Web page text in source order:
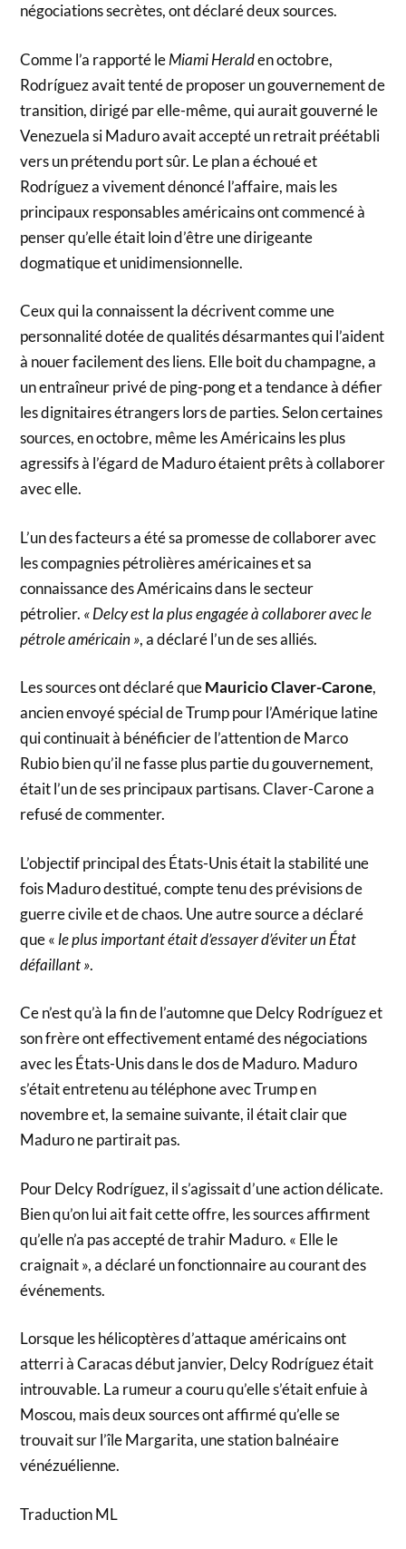
négociations secrètes, ont déclaré deux sources.
Comme l’a rapporté leMiami Heralden octobre,
Rodríguez avait tenté de proposer un gouvernement de
transition, dirigé par elle-même, qui aurait gouverné le
Venezuela si Maduro avait accepté un retrait préétabli
vers un prétendu port sûr. Le plan a échoué et
Rodríguez a vivement dénoncé l’affaire, mais les
principaux responsables américains ont commencé à
penser qu’elle était loin d’être une dirigeante
dogmatique et unidimensionnelle.
Ceux qui la connaissent la décrivent comme une
personnalité dotée de qualités désarmantes qui l’aident
à nouer facilement des liens. Elle boit du champagne, a
un entraîneur privé de ping-pong et a tendance à défier
les dignitaires étrangers lors de parties. Selon certaines
sources, en octobre, même les Américains les plus
agressifs à l’égard de Maduro étaient prêts à collaborer
avec elle.
L’un des facteurs a été sa promesse de collaborer avec
les compagnies pétrolières américaines et sa
connaissance des Américains dans le secteur
pétrolier. « Delcy est la plus engagée à collaborer avec le
pétrole américain », a déclaré l’un de ses alliés.
Les sources ont déclaré queMauricio Claver-Carone,
ancien envoyé spécial de Trump pour l’Amérique latine
qui continuait à bénéficier de l’attention de Marco
Rubio bien qu’il ne fasse plus partie du gouvernement,
était l’un de ses principaux partisans. Claver-Carone a
refusé de commenter.
L’objectif principal des États-Unis était la stabilité une
fois Maduro destitué, compte tenu des prévisions de
guerre civile et de chaos. Une autre source a déclaré
que « le plus important était d’essayer d’éviter un État
défaillant ».
Ce n’est qu’à la fin de l’automne que Delcy Rodríguez et
son frère ont effectivement entamé des négociations
avec les États-Unis dans le dos de Maduro. Maduro
s’était entretenu au téléphone avec Trump en
novembre et, la semaine suivante, il était clair que
Maduro ne partirait pas.
Pour Delcy Rodríguez, il s’agissait d’une action délicate.
Bien qu’on lui ait fait cette offre, les sources affirment
qu’elle n’a pas accepté de trahir Maduro. « Elle le
craignait », a déclaré un fonctionnaire au courant des
événements.
Lorsque les hélicoptères d’attaque américains ont
atterri à Caracas début janvier, Delcy Rodríguez était
introuvable. La rumeur a couru qu’elle s’était enfuie à
Moscou, mais deux sources ont affirmé qu’elle se
trouvait sur l’île Margarita, une station balnéaire
vénézuélienne.
Traduction ML